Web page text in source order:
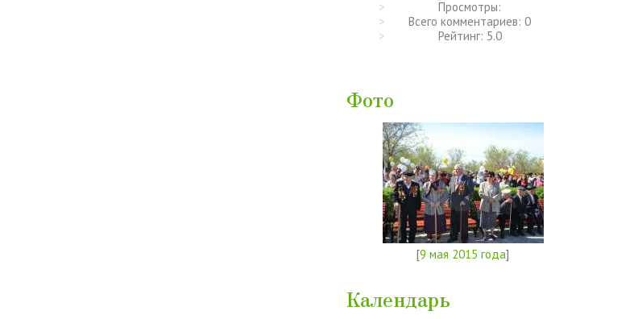
Просмотры:
Всего комментариев:0
Рейтинг: 5.0
Фото
[9 мая 2015 года]
Календарь